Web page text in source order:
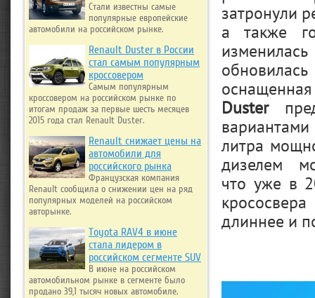
затронули
а также
Duster
литра
дизелем
что уже в
длиннее и
Стали известны самые
популярные европейские
автомобили на российском рынке.
Renault Duster в России
стал самым популярным
кроссовером
Самым популярным
кроссовером на российском рынке по
итогам продаж за первые шесть месяцев
2015 года стал Renault Duster.
Renault снижает цены на
автомобили для
российского рынка
Французская компания
Renault сообщила о снижении цен на ряд
популярных моделей на российском
авторынке.
Toyota RAV4 в июне
стала лидером в
российском сегменте SUV
В июне на российском
автомобильном рынке в сегменте было
продано 39,1 тысяч новых автомобиле.